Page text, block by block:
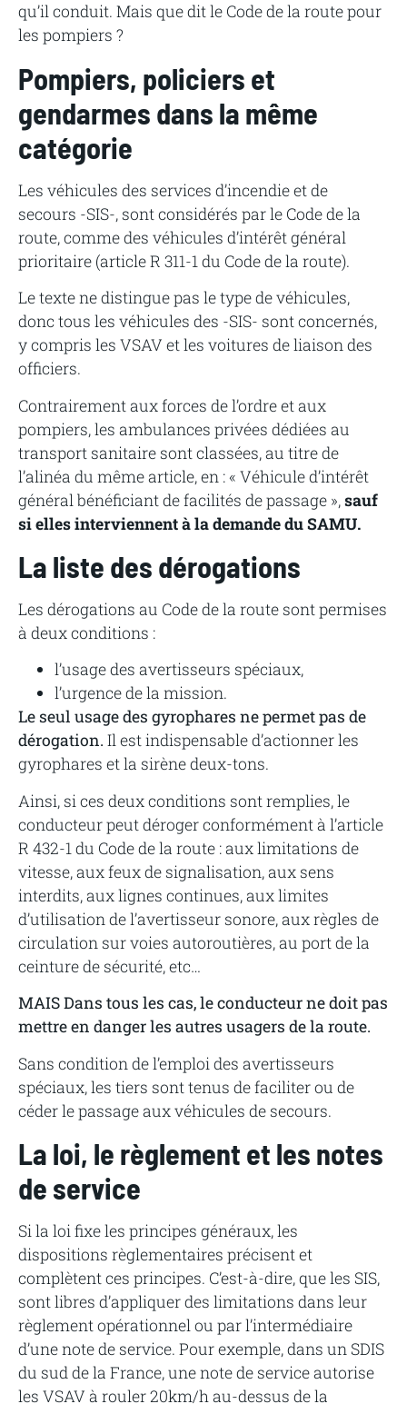
qu’il conduit. Mais que dit le Code de la route pour
les pompiers ?
Pompiers, policiers et
gendarmes dans la même
catégorie
Les véhicules des services d’incendie et de
secours -SIS-, sont considérés par le Code de la
route, comme des véhicules d’intérêt général
prioritaire (article R 311-1 du Code de la route).
Le texte ne distingue pas le type de véhicules,
donc tous les véhicules des -SIS- sont concernés,
y compris les VSAV et les voitures de liaison des
officiers.
Contrairement aux forces de l’ordre et aux
pompiers, les ambulances privées dédiées au
transport sanitaire sont classées, au titre de
l’alinéa du même article, en : « Véhicule d’intérêt
général bénéficiant de facilités de passage »,sauf
si elles interviennent à la demande du SAMU.
La liste des dérogations
Les dérogations au Code de la route sont permises
à deux conditions :
l’usage des avertisseurs spéciaux,
l’urgence de la mission.
Le seul usage des gyrophares ne permet pas de
dérogation. Il est indispensable d’actionner les
gyrophares et la sirène deux-tons.
Ainsi, si ces deux conditions sont remplies, le
conducteur peut déroger conformément à l’article
R 432-1 du Code de la route : aux limitations de
vitesse, aux feux de signalisation, aux sens
interdits, aux lignes continues, aux limites
d’utilisation de l’avertisseur sonore, aux règles de
circulation sur voies autoroutières, au port de la
ceinture de sécurité, etc…
MAIS Dans tous les cas, le conducteur ne doit pas
mettre en danger les autres usagers de la route.
Sans condition de l’emploi des avertisseurs
spéciaux, les tiers sont tenus de faciliter ou de
céder le passage aux véhicules de secours.
La loi, le règlement et les notes
de service
Si la loi fixe les principes généraux, les
dispositions règlementaires précisent et
complètent ces principes. C’est-à-dire, que les SIS,
sont libres d’appliquer des limitations dans leur
règlement opérationnel ou par l’intermédiaire
d’une note de service. Pour exemple, dans un SDIS
du sud de la France, une note de service autorise
les VSAV à rouler 20km/h au-dessus de la